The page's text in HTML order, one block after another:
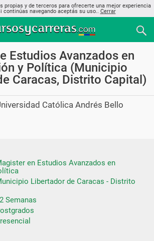
propias y de terceros para ofrecerte una mejor experiencia
continúas navegando aceptás su uso.. Cerrar
Estudios Avanzados en
y Política (Municipio
Caracas, Distrito Capital)
Católica Andrés Bello
en Estudios Avanzados en
Libertador de Caracas - Distrito
Semanas